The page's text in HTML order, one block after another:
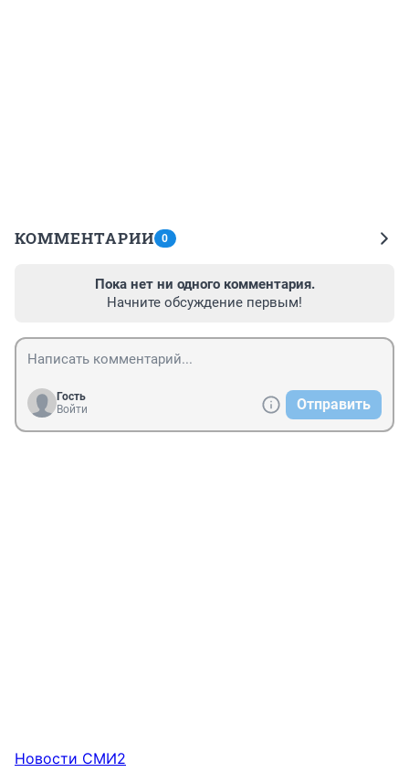
КОММЕНТАРИИ 0
Пока нет ни одного комментария.
Начните обсуждение первым!
Гость
Войти
Отправить
Новости СМИ2